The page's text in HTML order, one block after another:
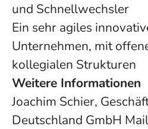
und Schnellwechsler
Ein sehr agiles
Unternehmen, mit
kollegialen Strukturen
Weitere Informationen
Joachim Schier,
Deutschland GmbH